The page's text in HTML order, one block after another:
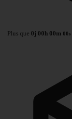
Plus que 0j 00h 00m 00s